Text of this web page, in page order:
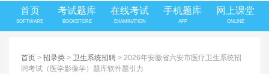
首页
SOFTWARE
考试题库
BOOKSTORE
在线考试
EXAMINATION
手机题库
APP
网上课堂
ONLINE
首页 > 招录类 > 卫生系统招聘 > 2026年安徽省六安市医疗卫生系统招
聘考试（医学影像学）题库软件题引力